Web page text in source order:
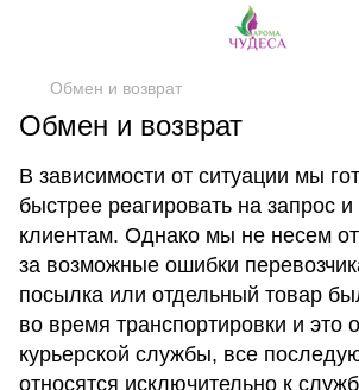
Обмен и возврат
Обмен и возврат
В зависимости от ситуации мы
быстрее реагировать на запрос и
клиентам. Однако мы не несем
за возможные ошибки
посылка или отдельный товар
во время транспортировки и это
курьерской службы, все
относятся исключительно к